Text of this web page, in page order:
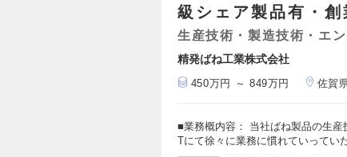
級シェア製品有・
生産技術・製造技術・エ
精発ばね工業株式会社
450万円 ～ 849万円 佐賀
■業務概内容： 当社ばね製品の生
Tにて徐々に業務に慣れていってい